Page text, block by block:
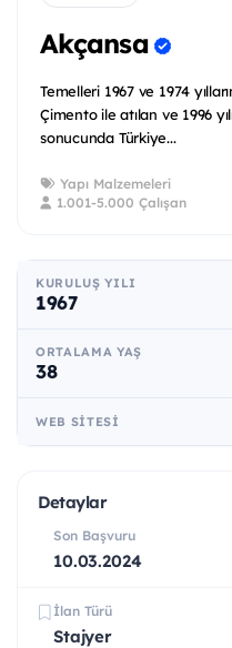
Akçansa
Temelleri 1967 ve 1974
Çimento ile atılan ve 1996
sonucunda Türkiye...
Yapı Malzemeleri
1.001-5.000 Çalışan
KURULUŞ YILI
1967
ORTALAMA YAŞ
38
WEB SITESI
Detaylar
Son Başvuru
10.03.2024
İlan Türü
Stajyer